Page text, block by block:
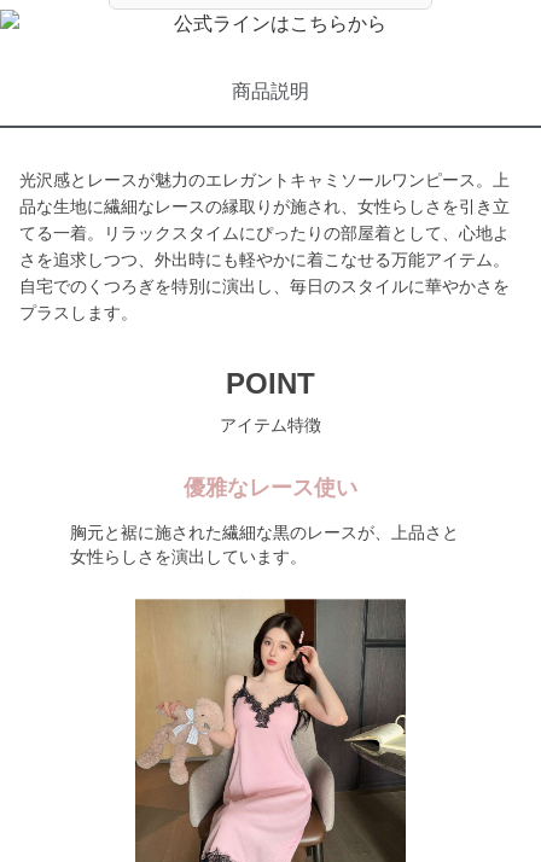
商品説明
光沢感とレースが魅力のエレガントキャミソールワンピース。上
品な生地に繊細なレースの縁取りが施され、女性らしさを引き立
てる一着。リラックスタイムにぴったりの部屋着として、心地よ
さを追求しつつ、外出時にも軽やかに着こなせる万能アイテム。
自宅でのくつろぎを特別に演出し、毎日のスタイルに華やかさを
プラスします。
POINT
アイテム特徴
優雅なレース使い
胸元と裾に施された繊細な黒のレースが、上品さと
女性らしさを演出しています。